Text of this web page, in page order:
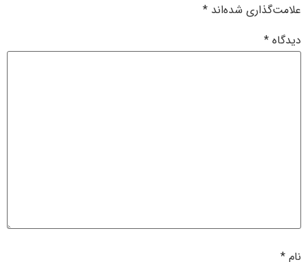
علامت‌گذاری شده‌اند *
دیدگاه *
نام *